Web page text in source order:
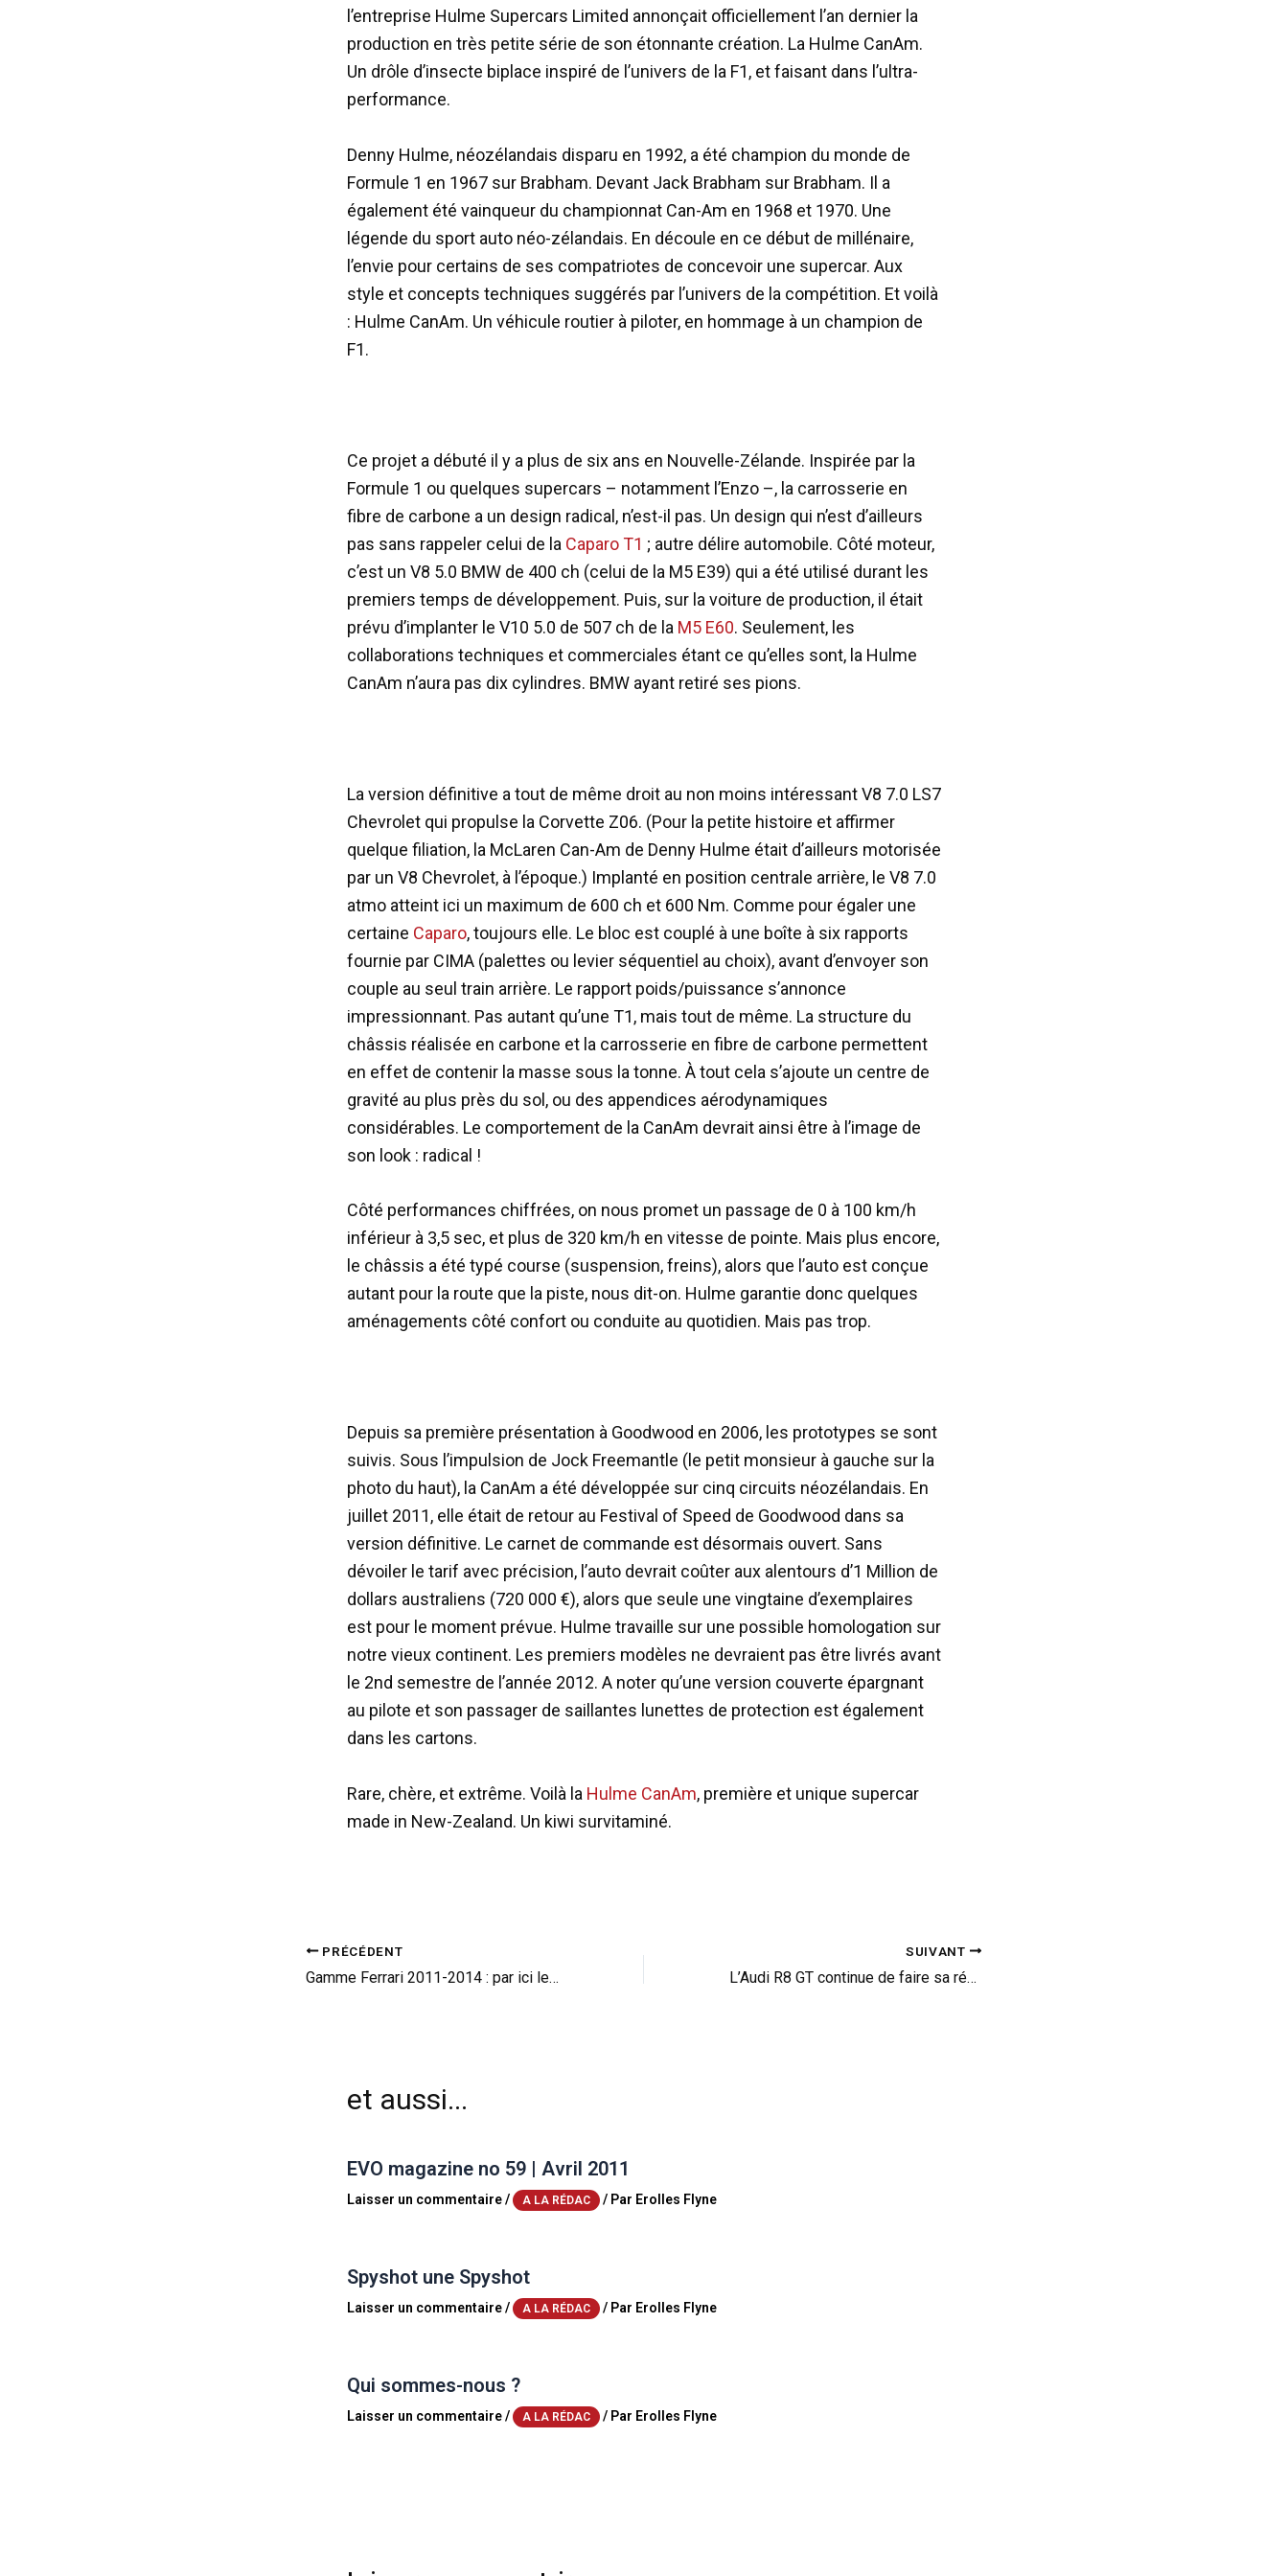
l’entreprise Hulme Supercars Limited annonçait officiellement l’an dernier la
production en très petite série de son étonnante création. La Hulme CanAm.
Un drôle d’insecte biplace inspiré de l’univers de la F1, et faisant dans l’ultra-
performance.
Denny Hulme, néozélandais disparu en 1992, a été champion du monde de
Formule 1 en 1967 sur Brabham. Devant Jack Brabham sur Brabham. Il a
également été vainqueur du championnat Can-Am en 1968 et 1970. Une
légende du sport auto néo-zélandais. En découle en ce début de millénaire,
l’envie pour certains de ses compatriotes de concevoir une supercar. Aux
style et concepts techniques suggérés par l’univers de la compétition. Et voilà
: Hulme CanAm. Un véhicule routier à piloter, en hommage à un champion de
F1.
Ce projet a débuté il y a plus de six ans en Nouvelle-Zélande. Inspirée par la
Formule 1 ou quelques supercars – notamment l’Enzo –, la carrosserie en
fibre de carbone a un design radical, n’est-il pas. Un design qui n’est d’ailleurs
pas sans rappeler celui de la Caparo T1 ; autre délire automobile. Côté moteur,
c’est un V8 5.0 BMW de 400 ch (celui de la M5 E39) qui a été utilisé durant les
premiers temps de développement. Puis, sur la voiture de production, il était
prévu d’implanter le V10 5.0 de 507 ch de la M5 E60. Seulement, les
collaborations techniques et commerciales étant ce qu’elles sont, la Hulme
CanAm n’aura pas dix cylindres. BMW ayant retiré ses pions.
La version définitive a tout de même droit au non moins intéressant V8 7.0 LS7
Chevrolet qui propulse la Corvette Z06. (Pour la petite histoire et affirmer
quelque filiation, la McLaren Can-Am de Denny Hulme était d’ailleurs motorisée
par un V8 Chevrolet, à l’époque.) Implanté en position centrale arrière, le V8 7.0
atmo atteint ici un maximum de 600 ch et 600 Nm. Comme pour égaler une
certaine Caparo, toujours elle. Le bloc est couplé à une boîte à six rapports
fournie par CIMA (palettes ou levier séquentiel au choix), avant d’envoyer son
couple au seul train arrière. Le rapport poids/puissance s’annonce
impressionnant. Pas autant qu’une T1, mais tout de même. La structure du
châssis réalisée en carbone et la carrosserie en fibre de carbone permettent
en effet de contenir la masse sous la tonne. À tout cela s’ajoute un centre de
gravité au plus près du sol, ou des appendices aérodynamiques
considérables. Le comportement de la CanAm devrait ainsi être à l’image de
son look : radical !
Côté performances chiffrées, on nous promet un passage de 0 à 100 km/h
inférieur à 3,5 sec, et plus de 320 km/h en vitesse de pointe. Mais plus encore,
le châssis a été typé course (suspension, freins), alors que l’auto est conçue
autant pour la route que la piste, nous dit-on. Hulme garantie donc quelques
aménagements côté confort ou conduite au quotidien. Mais pas trop.
Depuis sa première présentation à Goodwood en 2006, les prototypes se sont
suivis. Sous l’impulsion de Jock Freemantle (le petit monsieur à gauche sur la
photo du haut), la CanAm a été développée sur cinq circuits néozélandais. En
juillet 2011, elle était de retour au Festival of Speed de Goodwood dans sa
version définitive. Le carnet de commande est désormais ouvert. Sans
dévoiler le tarif avec précision, l’auto devrait coûter aux alentours d’1 Million de
dollars australiens (720 000 €), alors que seule une vingtaine d’exemplaires
est pour le moment prévue. Hulme travaille sur une possible homologation sur
notre vieux continent. Les premiers modèles ne devraient pas être livrés avant
le 2nd semestre de l’année 2012. A noter qu’une version couverte épargnant
au pilote et son passager de saillantes lunettes de protection est également
dans les cartons.
Rare, chère, et extrême. Voilà la Hulme CanAm, première et unique supercar
made in New-Zealand. Un kiwi survitaminé.
PRÉCÉDENT
Gamme Ferrari 2011-2014 : par ici le programme
SUIVANT
L’Audi R8 GT continue de faire sa réclame (vid)
et aussi...
EVO magazine no 59 | Avril 2011
Laisser un commentaire/ A LA RÉDAC / Par Erolles Flyne
Spyshot une Spyshot
Laisser un commentaire/ A LA RÉDAC / Par Erolles Flyne
Qui sommes-nous ?
Laisser un commentaire/ A LA RÉDAC / Par Erolles Flyne